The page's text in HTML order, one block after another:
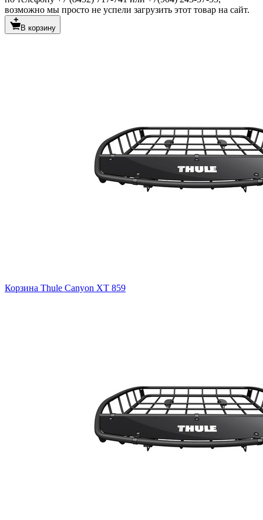
возможно мы просто не успели загрузить этот товар на сайт.
В корзину
Корзина Thule Canyon XT 859